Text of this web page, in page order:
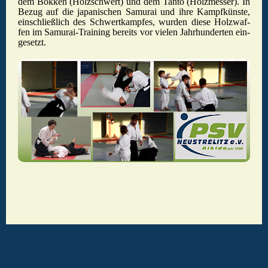
Angriffe & Faß­arten
Videos auf You­tube
Kontakt
Dojo´s
Disclaimer
Bezug auf die ja­pa­ni­schen Sa­mu­rai und ihre Kampf­küns­te,
ein­schlie­ß­lich des Schwert­kamp­fes, wur­den diese Holzwaf­
fen im Sa­mu­rai-Trai­ning be­reits vor vie­len Jahr­hun­der­ten ein­
ge­setzt.